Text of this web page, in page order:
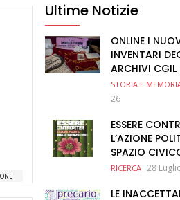
Ultime Notizie
ONLINE I
INVENTARI
ARCHIVI
STORIA E
26
ESSERE
L’AZIONE
SPAZIO
RICERCA 28
LE